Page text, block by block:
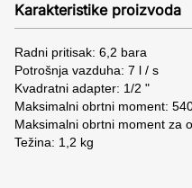
Karakteristike proizvoda
Radni pritisak: 6,2 bara
Potrošnja vazduha: 7 l / s
Kvadratni adapter: 1/2 "
Maksimalni obrtni moment:
Maksimalni obrtni moment za
Težina: 1,2 kg